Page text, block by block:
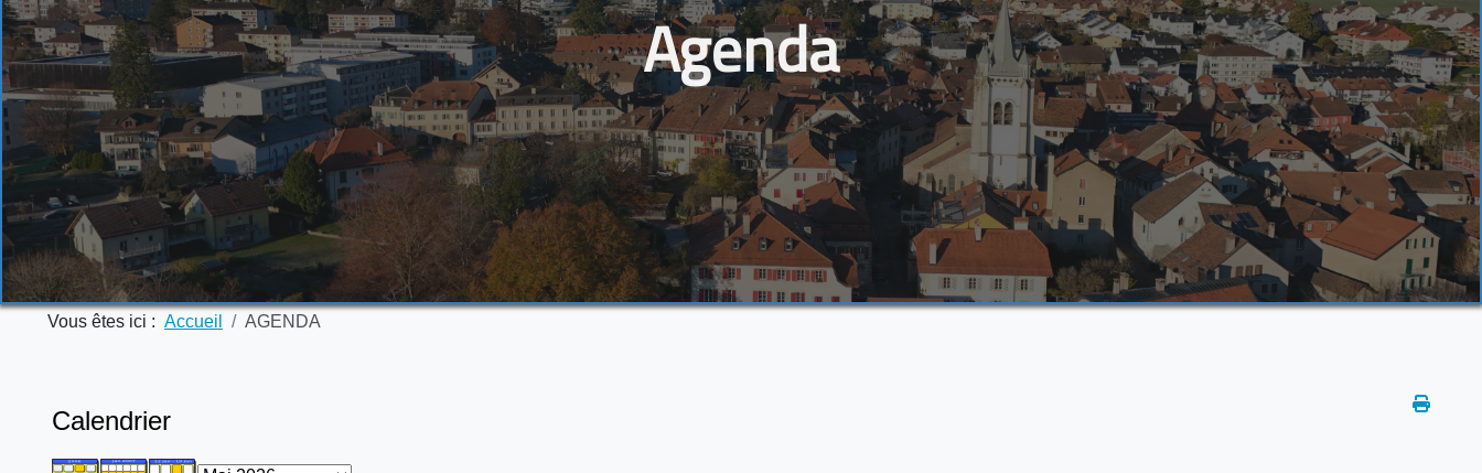
Agenda
Vous êtes ici : Accueil AGENDA
Calendrier